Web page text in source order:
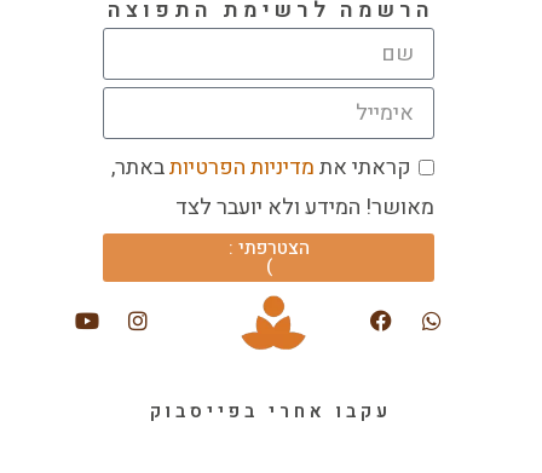
הרשמה לרשימת התפוצה
קראתי אתמדיניות הפרטיותבאתר,
מאושר! המידע ולא יועבר לצד
הצטרפתי :
)
עקבו אחרי בפייסבוק